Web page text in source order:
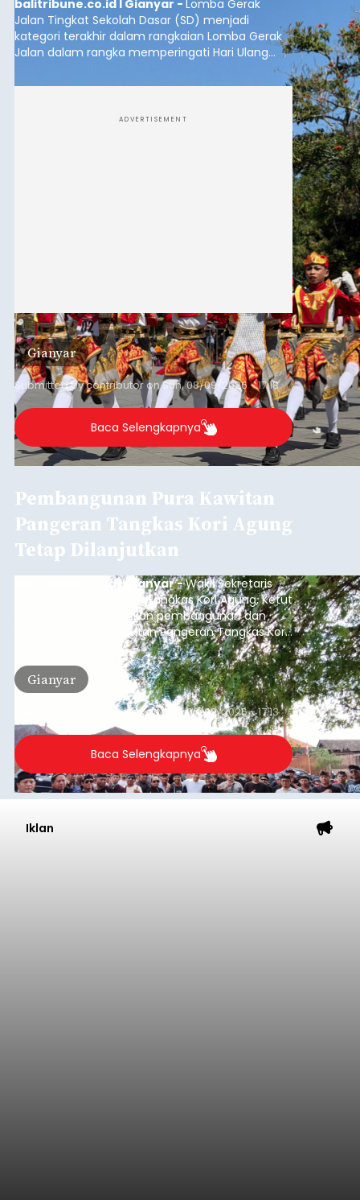
balitribune.co.id I Gianyar - Lomba Gerak
Jalan Tingkat Sekolah Dasar (SD) menjadi
kategori terakhir dalam rangkaian Lomba Gerak
Jalan dalam rangka memperingati Hari Ulang
Indonesia Tahun 2026 di Kabupaten Gianyar.
ADVERTISEMENT
Gianyar
Submitted bycontributoronSun, 08/09/2026 - 17:18
Baca Selengkapnya
Pembangunan Pura Kawitan
Pangeran Tangkas Kori Agung
Tetap Dilanjutkan
balitribune.co.id I Gianyar -Wakil Sekretaris
Pratisentana Pangeran Tangkas Kori Agung, Ketut
Sudarsana, menegaskan pembangunan dan
pemugaran Pura Kawitan Pangeran Tangkas Kori
Agung tetap dilanjutkan.
Gianyar
contributoronSun, 08/09/2026 - 17:13
Baca Selengkapnya
Iklan